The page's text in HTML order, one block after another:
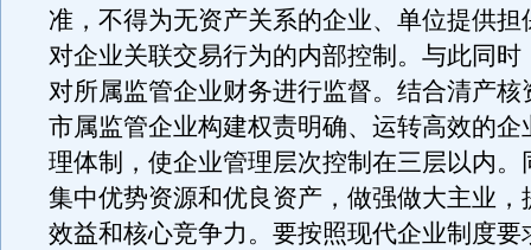
准，不得为无资产关系的企业、单位提供担
对企业关联交易行为的内部控制。与此同时
对所属监管企业财务进行监督。结合清产核
市属监管企业构建权责明确、运转高效的企
理体制，使企业管理层次控制在三层以内。
集中优势资源和优良资产，做强做大主业，
效益和核心竞争力。要按照现代企业制度要